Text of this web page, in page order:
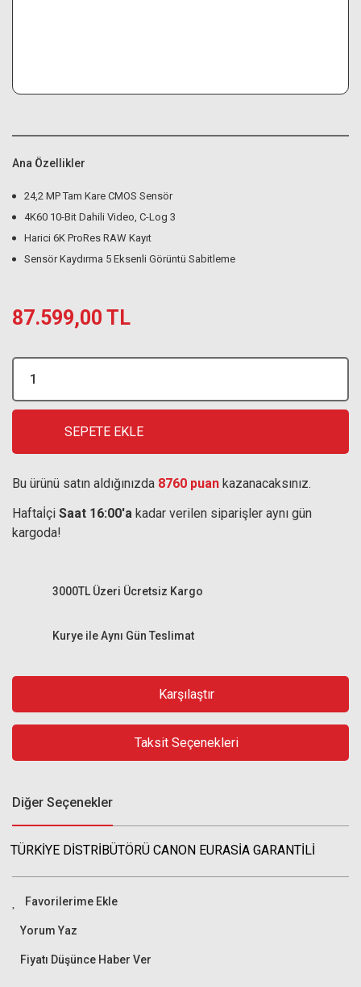
Ana Özellikler
24,2 MP Tam Kare CMOS Sensör
4K60 10-Bit Dahili Video, C-Log 3
Harici 6K ProRes RAW Kayıt
Sensör Kaydırma 5 Eksenli Görüntü Sabitleme
87.599,00 TL
SEPETE EKLE
Bu ürünü satın aldığınızda 8760 puan kazanacaksınız.
Haftaİçi Saat 16:00'a kadar verilen siparişler aynı gün
kargoda!
Kurye ile Aynı Gün Teslimat
3000TL Üzeri Ücretsiz Kargo
Karşılaştır
Taksit Seçenekleri
Diğer Seçenekler
TÜRKİYE DİSTRİBÜTÖRÜ CANON EURASİA GARANTİLİ
Yorum Yaz
Fiyatı Düşünce Haber Ver